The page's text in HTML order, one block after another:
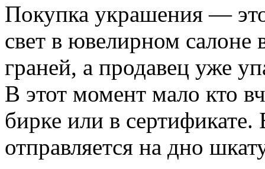
Покупка украшения — это
свет в ювелирном салоне
граней, а продавец уже
В этот момент мало кто
бирке или в
отправляется на дно